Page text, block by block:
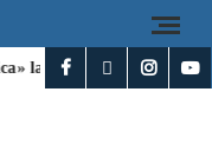
visita de León XIV a